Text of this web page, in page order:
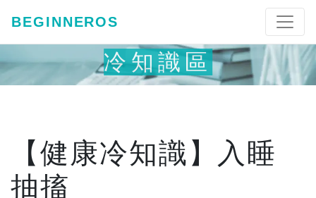
BEGINNEROS
冷知識區
【健康冷知識】入睡
抽搐